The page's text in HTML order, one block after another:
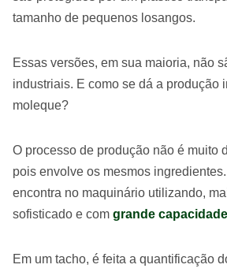
tamanho de pequenos losangos.
Essas versões, em sua maioria, não
industriais. E como se dá a produção
moleque?
O processo de produção não é muito
pois envolve os mesmos
encontra no maquinário utilizando,
sofisticado e com grande
Em um tacho, é feita a quantificação